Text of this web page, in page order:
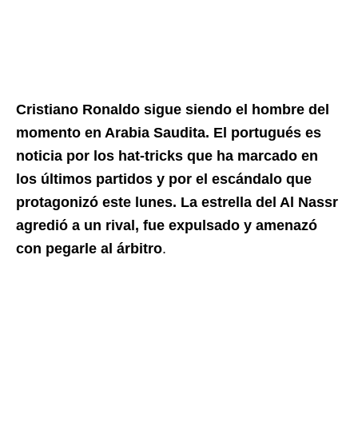
Cristiano Ronaldo sigue siendo el hombre del
momento en Arabia Saudita. El portugués es
noticia por los hat-tricks que ha marcado en
los últimos partidos y por el escándalo que
protagonizó este lunes. La estrella del Al Nassr
agredió a un rival, fue expulsado y amenazó
con pegarle al árbitro.